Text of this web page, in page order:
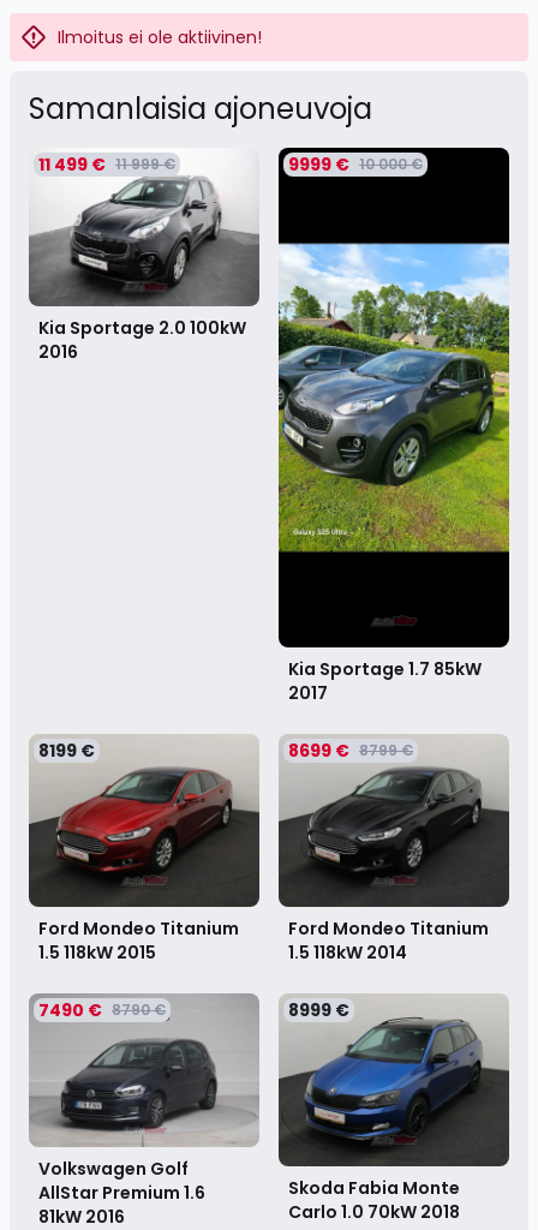
Ilmoitus ei ole aktiivinen!
Samanlaisia ​​ajoneuvoja
11 499 € 11 999 €
Kia Sportage 2.0 100kW
2016
9999 € 10 000 €
Kia Sportage 1.7 85kW
2017
8199 €
Ford Mondeo Titanium
1.5 118kW 2015
8699 € 8799 €
Ford Mondeo Titanium
1.5 118kW 2014
7490 € 8790 €
Volkswagen Golf
AllStar Premium 1.6
81kW 2016
8999 €
Skoda Fabia Monte
Carlo 1.0 70kW 2018